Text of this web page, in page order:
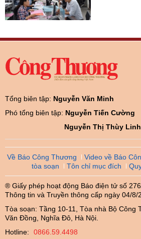
Tổng biên tập: Nguyễn Văn Minh
Phó tổng biên tập: Nguyễn Tiến Cường
Nguyễn Thị Thùy Linh
Về Báo Công Thương Video về Báo
tòa soạn
Tôn chỉ mục đích
® Giấy phép hoạt động Báo điện tử số
Thông tin và Truyền thông cấp ngày 04/8/
Tòa soạn: Tầng 10-11, Tòa nhà Bộ Công
Văn Đồng, Nghĩa Đô, Hà Nội.
Hotline:
0866.59.4498